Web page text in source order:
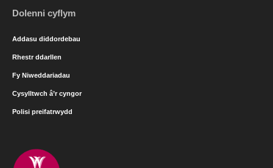
Dolenni cyflym
Addasu diddordebau
Rhestr ddarllen
Fy Niweddariadau
Cysylltwch â’r cyngor
Polisi preifatrwydd